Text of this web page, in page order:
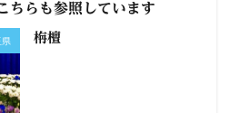
ちらも参照しています
栴檀